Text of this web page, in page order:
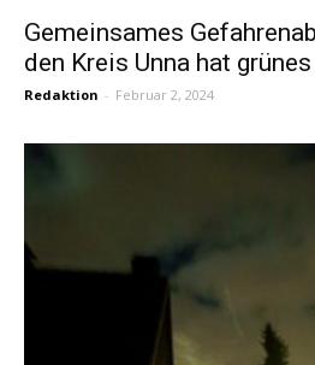
Gemeinsames
den Kreis Unna hat
Redaktion - Februar 2, 2024